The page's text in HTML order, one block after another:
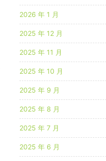
2026 年 1 月
2025 年 12 月
2025 年 11 月
2025 年 10 月
2025 年 9 月
2025 年 8 月
2025 年 7 月
2025 年 6 月